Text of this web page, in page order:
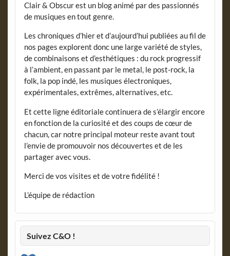
Clair & Obscur est un blog animé par des passionnés
de musiques en tout genre.
Les chroniques d’hier et d’aujourd’hui publiées au fil de
nos pages explorent donc une large variété de styles,
de combinaisons et d’esthétiques : du rock progressif
à l’ambient, en passant par le metal, le post-rock, la
folk, la pop indé, les musiques électroniques,
expérimentales, extrêmes, alternatives, etc.
Et cette ligne éditoriale continuera de s’élargir encore
en fonction de la curiosité et des coups de cœur de
chacun, car notre principal moteur reste avant tout
l’envie de promouvoir nos découvertes et de les
partager avec vous.
Merci de vos visites et de votre fidélité !
L’équipe de rédaction
Suivez C&O !